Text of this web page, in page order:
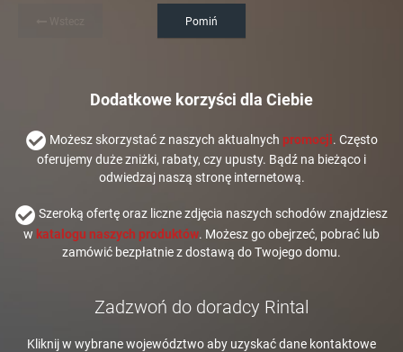
Pomiń
Dodatkowe korzyści dla Ciebie
Możesz skorzystać z naszych aktualnych promocji. Często
oferujemy duże zniżki, rabaty, czy upusty. Bądź na bieżąco i
odwiedzaj naszą stronę internetową.
Szeroką ofertę oraz liczne zdjęcia naszych schodów znajdziesz
w katalogu naszych produktów. Możesz go obejrzeć, pobrać lub
zamówić bezpłatnie z dostawą do Twojego domu.
Zadzwoń do doradcy Rintal
Kliknij w wybrane województwo aby uzyskać dane kontaktowe